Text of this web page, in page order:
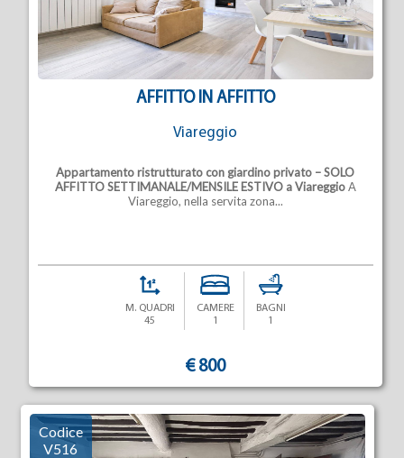
AFFITTO IN AFFITTO
Viareggio
Appartamento ristrutturato con giardino privato – SOLO
AFFITTO SETTIMANALE/MENSILE ESTIVO a ViareggioA
Viareggio, nella servita zona...
M. QUADRI
45
CAMERE
1
BAGNI
1
€ 800
Codice
V516